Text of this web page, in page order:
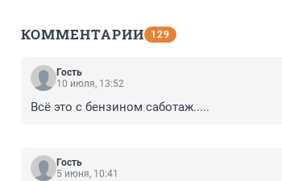
КОММЕНТАРИИ 129
Гость
10 июля, 13:52
Всё это с бензином саботаж.....
Гость
5 июня, 10:41